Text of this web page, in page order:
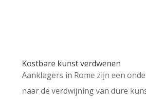
Kostbare kunst verdwenen
Aanklagers in Rome zijn een
naar de verdwijning van dure